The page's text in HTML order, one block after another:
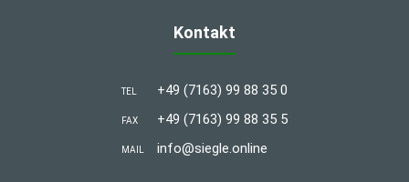
Kontakt
TEL +49 (7163) 99 88 35 0
FAX +49 (7163) 99 88 35 5
MAIL info@siegle.online